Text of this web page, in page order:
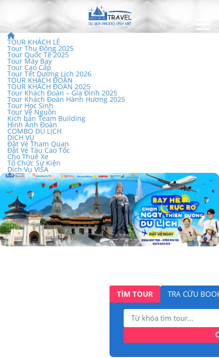
TOUR KHÁCH LẺ
Tour Thu Đông 2025
Tour Quốc Tế 2025
Tour Máy Bay
Tour Cao Cấp
Tour Tết Dương Lịch 2026
TOUR KHÁCH ĐOÀN
TOUR KHÁCH ĐOÀN 2025
Tour Khách Đoàn – Gia Đình 2025
Tour Khách Đoàn Hành Hương 2025
Tour Học Sinh
Tour Về Nguồn
Kịch bản Team Building
Hình Ảnh Đoàn
COMBO DU LỊCH
DỊCH VỤ
Đặt Vé Tham Quan
Đặt Vé Tàu Cao Tốc
Cho Thuê Xe
Tổ Chức Sự Kiện
Dịch Vụ VISA
TÌM TOUR TRA CỨU
Tìm
kiếm: